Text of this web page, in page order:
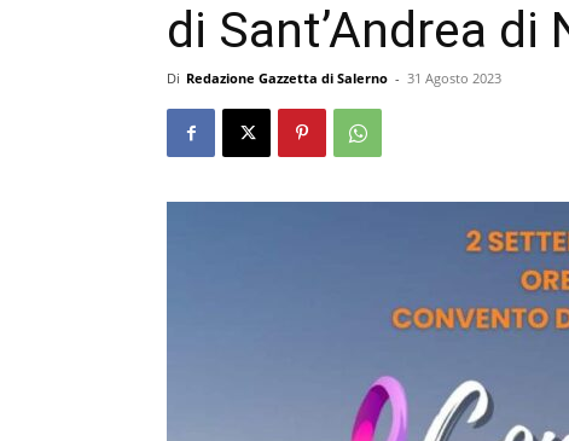
di Sant’Andrea di
Di Redazione Gazzetta di Salerno - 31 Agosto 2023